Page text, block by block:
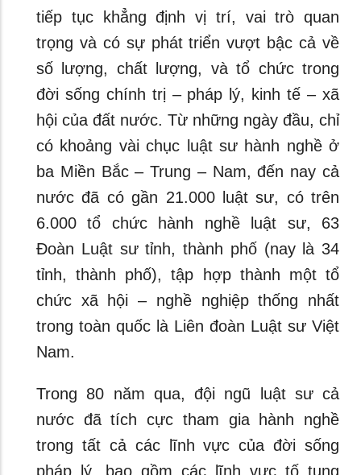
tiếp tục khẳng định vị trí, vai trò quan
trọng và có sự phát triển vượt bậc cả về
số lượng, chất lượng, và tổ chức trong
đời sống chính trị – pháp lý, kinh tế – xã
hội của đất nước. Từ những ngày đầu, chỉ
có khoảng vài chục luật sư hành nghề ở
ba Miền Bắc – Trung – Nam, đến nay cả
nước đã có gần 21.000 luật sư, có trên
6.000 tổ chức hành nghề luật sư, 63
Đoàn Luật sư tỉnh, thành phố (nay là 34
tỉnh, thành phố), tập hợp thành một tổ
chức xã hội – nghề nghiệp thống nhất
trong toàn quốc là Liên đoàn Luật sư Việt
Nam.
Trong 80 năm qua, đội ngũ luật sư cả
nước đã tích cực tham gia hành nghề
trong tất cả các lĩnh vực của đời sống
pháp lý, bao gồm các lĩnh vực tố tụng